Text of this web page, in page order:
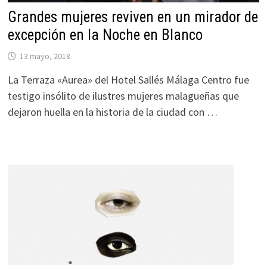
Grandes mujeres reviven en un mirador de
excepción en la Noche en Blanco
13 mayo, 2018
La Terraza «Aurea» del Hotel Sallés Málaga Centro fue
testigo insólito de ilustres mujeres malagueñas que
dejaron huella en la historia de la ciudad con …